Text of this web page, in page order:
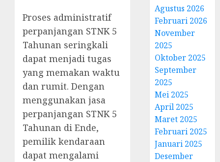
Proses administratif
perpanjangan STNK 5
Tahunan seringkali
dapat menjadi tugas
yang memakan waktu
dan rumit. Dengan
menggunakan jasa
perpanjangan STNK 5
Tahunan di Ende,
pemilik kendaraan
dapat mengalami
Agustus 2026
Februari 2026
November
2025
Oktober 2025
September
2025
Mei 2025
April 2025
Maret 2025
Februari 2025
Januari 2025
Desember